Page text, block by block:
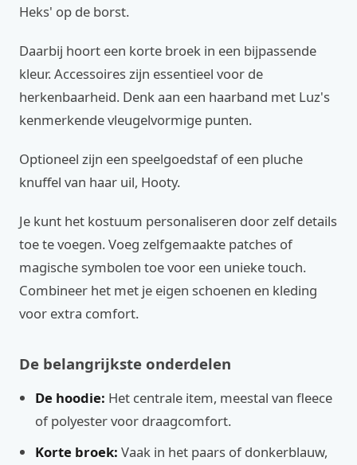
Heks' op de borst.
Daarbij hoort een korte broek in een bijpassende
kleur. Accessoires zijn essentieel voor de
herkenbaarheid. Denk aan een haarband met Luz's
kenmerkende vleugelvormige punten.
Optioneel zijn een speelgoedstaf of een pluche
knuffel van haar uil, Hooty.
Je kunt het kostuum personaliseren door zelf details
toe te voegen. Voeg zelfgemaakte patches of
magische symbolen toe voor een unieke touch.
Combineer het met je eigen schoenen en kleding
voor extra comfort.
De belangrijkste onderdelen
De hoodie: Het centrale item, meestal van fleece
of polyester voor draagcomfort.
Korte broek: Vaak in het paars of donkerblauw,